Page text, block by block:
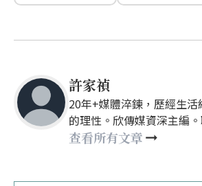
許家禎
20年+媒體淬鍊，歷經生
的理性。欣傳媒資深主編。
nellyhsu@xinmedia.com
查看所有文章